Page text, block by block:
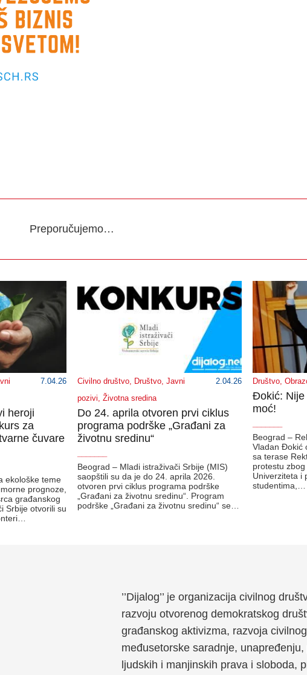
Preporučujemo…
7.04.26
heroji
za
čuvare
ekološke teme
prognoze,
građanskog
Srbije otvorili su
Civilno društvo, Društvo, Javni
pozivi, Životna sredina
2.04.26
Do 24. aprila otvoren prvi ciklus
programa podrške „Građani za
životnu sredinu“
Beograd – Mladi istraživači Srbije (MIS)
saopštili su da je do 24. aprila 2026.
otvoren prvi ciklus programa podrške
„Građani za životnu sredinu“. Program
podrške „Građani za životnu sredinu“ se…
Društvo,
Đokić: Nije
moć!
Beograd –
Vladan Đokić
sa terase
protestu
Univerziteta i
studentima,…
’’Dijalog’’ je organizacija civilnog
razvoju otvorenog demokratskog
građanskog aktivizma, razvoja
međusetorske saradnje,
ljudskih i manjinskih prava i sloboda,